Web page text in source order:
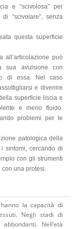
e “scivolosa” per
“scivolare”, senza
questa superficie
all’articolazione può
sua avulsione con
di essa. Nel caso
e divenire
superficie liscia e
e meno fluido.
problemi per le
patologica della
sintomi, cercando di
con gli strumenti
con una protesi.
la capacità di
Negli stadi di
Nell’età